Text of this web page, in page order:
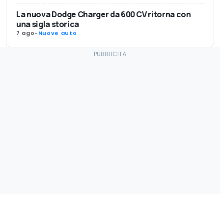
La nuova Dodge Charger da 600 CV ritorna con
una sigla storica
7 ago-Nuove auto